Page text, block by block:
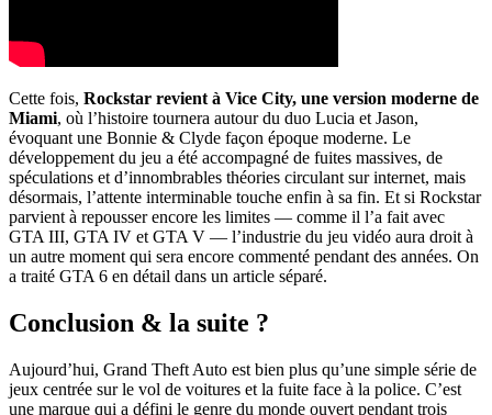
Cette fois, Rockstar revient à Vice City, une version moderne de
Miami, où l’histoire tournera autour du duo Lucia et Jason,
évoquant une Bonnie & Clyde façon époque moderne. Le
développement du jeu a été accompagné de fuites massives, de
spéculations et d’innombrables théories circulant sur internet, mais
désormais, l’attente interminable touche enfin à sa fin. Et si Rockstar
parvient à repousser encore les limites — comme il l’a fait avec
GTA III, GTA IV et GTA V — l’industrie du jeu vidéo aura droit à
un autre moment qui sera encore commenté pendant des années. On
a traité GTA 6 en détail dans un article séparé.
Conclusion & la suite ?
Aujourd’hui, Grand Theft Auto est bien plus qu’une simple série de
jeux centrée sur le vol de voitures et la fuite face à la police. C’est
une marque qui a défini le genre du monde ouvert pendant trois